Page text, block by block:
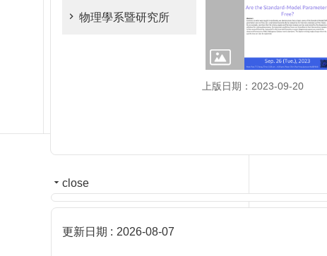
物理學系暨研究所
上版日期：2023-09-20
close
更新日期 2026-08-07